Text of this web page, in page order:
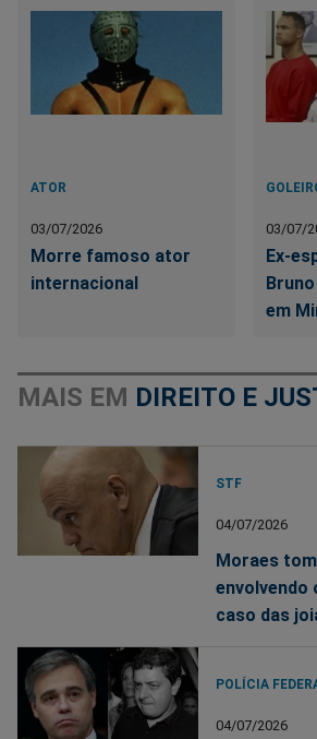
ATOR
03/07/2026
Morre famoso ator
internacional
03/07/
Ex-
em
MAIS EM DIREITO E
STF
04/07/2026
Moraes
envolvendo
caso das
POLÍCIA
04/07/2026